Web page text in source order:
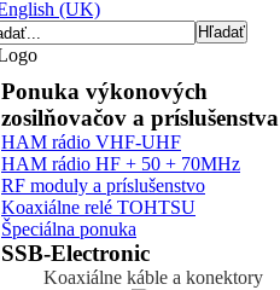
Ponuka výkonových
zosilňovačov a príslušenstva
HAM rádio VHF-UHF
HAM rádio HF + 50 + 70MHz
RF moduly a príslušenstvo
Koaxiálne relé TOHTSU
Špeciálna ponuka
SSB-Electronic
Koaxiálne káble a konektory